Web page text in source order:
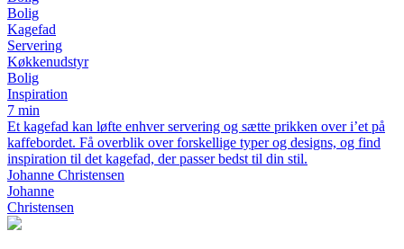
Bolig
Kagefad
Servering
Køkkenudstyr
Bolig
Inspiration
7 min
Et kagefad kan løfte enhver servering og sætte prikken over i’et på
kaffebordet. Få overblik over forskellige typer og designs, og find
inspiration til det kagefad, der passer bedst til din stil.
Johanne Christensen
Johanne
Christensen